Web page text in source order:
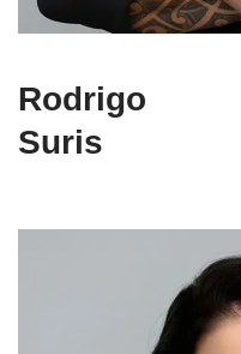
Rodrigo
Suris